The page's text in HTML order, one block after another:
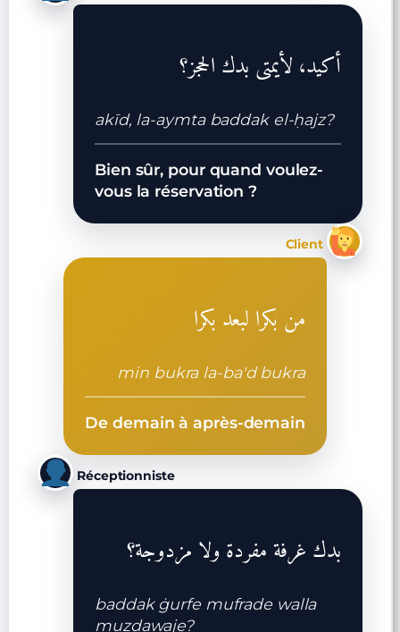
أكيد، لأيمتى بدك الحجز؟
akīd, la-aymta baddak el-ḥajz?
Bien sûr, pour quand voulez-
vous la réservation ?
Client
من بكرا لبعد بكرا
min bukra la-ba'd bukra
De demain à après-demain
Réceptionniste
بدك غرفة مفردة ولا مزدوجة؟
baddak ġurfe mufrade walla
muzdawaje?